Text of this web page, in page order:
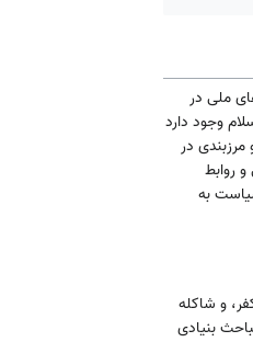
مرز و مرزبندی‌های ملی در
اسلام وجود دارد
حائل در حال حاضر همان مرز است ۲) مسئله مرز و مرزبندی در
روابط
سیاست به
و شاکله
یکی از مباحث بنیادی